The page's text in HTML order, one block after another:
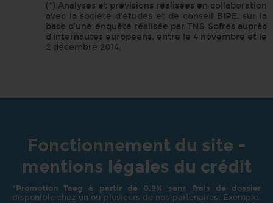
(*) Analyses et prévisions réalisées en collaboration
avec la société d’études et de conseil BIPE, sur la
base d’une enquête réalisée par TNS Sofres auprès
d’internautes européens, entre le 4 novembre et le
2 décembre 2014.
Fonctionnement du site -
mentions légales du crédit
* Promotion Taeg à partir de 0,9% sans frais de dossier
disponible chez un ou plusieurs de nos partenaires. Exemple: